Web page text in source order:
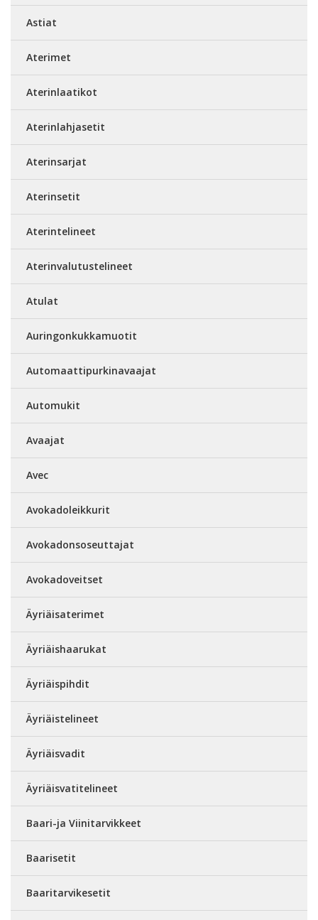
Astiat
Aterimet
Aterinlaatikot
Aterinlahjasetit
Aterinsarjat
Aterinsetit
Aterintelineet
Aterinvalutustelineet
Atulat
Auringonkukkamuotit
Automaattipurkinavaajat
Automukit
Avaajat
Avec
Avokadoleikkurit
Avokadonsoseuttajat
Avokadoveitset
Äyriäisaterimet
Äyriäishaarukat
Äyriäispihdit
Äyriäistelineet
Äyriäisvadit
Äyriäisvatitelineet
Baari-ja Viinitarvikkeet
Baarisetit
Baaritarvikesetit